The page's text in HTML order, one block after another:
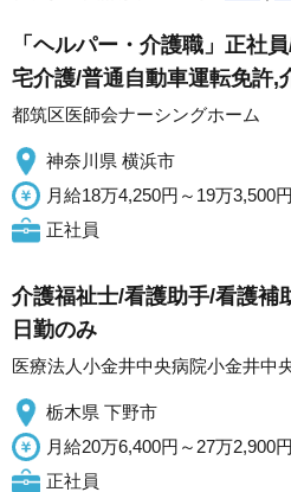
「ヘルパー・介護職」正社
宅介護/普通自動車運転免許,
都筑区医師会ナーシングホーム
神奈川県 横浜市
月給18万4,250円～19万3,500円
正社員
介護福祉士/看護助手/看護補
日勤のみ
医療法人小金井中央病院小金井中
栃木県 下野市
月給20万6,400円～27万2,900円
正社員